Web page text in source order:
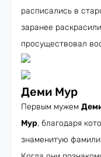
расписались в
заранее
просуществовал
Деми Мур
Первым мужем
Мур, благодаря
знаменитую